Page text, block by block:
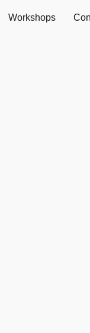
Workshops